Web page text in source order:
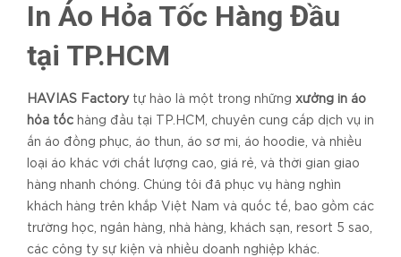
In Áo Hỏa Tốc Hàng Đầu
tại TP.HCM
HAVIAS Factorytự hào là một trong những xưởng in áo
hỏa tốc hàng đầu tại TP.HCM, chuyên cung cấp dịch vụ in
ấn áo đồng phục, áo thun, áo sơ mi, áo hoodie, và nhiều
loại áo khác với chất lượng cao, giá rẻ, và thời gian giao
hàng nhanh chóng. Chúng tôi đã phục vụ hàng nghìn
khách hàng trên khắp Việt Nam và quốc tế, bao gồm các
trường học, ngân hàng, nhà hàng, khách sạn, resort 5 sao,
các công ty sự kiện và nhiều doanh nghiệp khác.